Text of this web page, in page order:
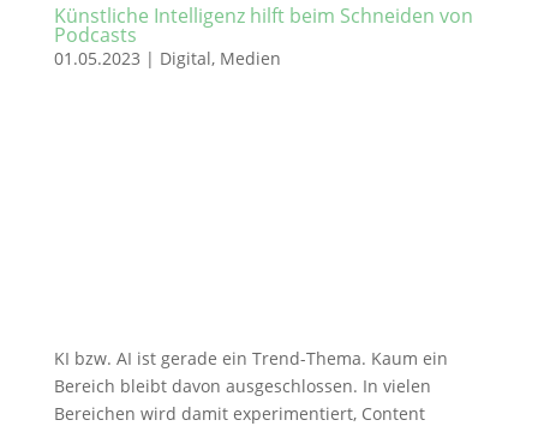
Künstliche Intelligenz hilft beim Schneiden von
Podcasts
01.05.2023 | Digital, Medien
KI bzw. AI ist gerade ein Trend-Thema. Kaum ein
Bereich bleibt davon ausgeschlossen. In vielen
Bereichen wird damit experimentiert, Content